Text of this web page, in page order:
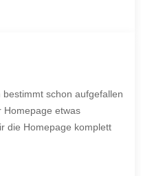
schon aufgefallen
Homepage etwas
die Homepage komplett